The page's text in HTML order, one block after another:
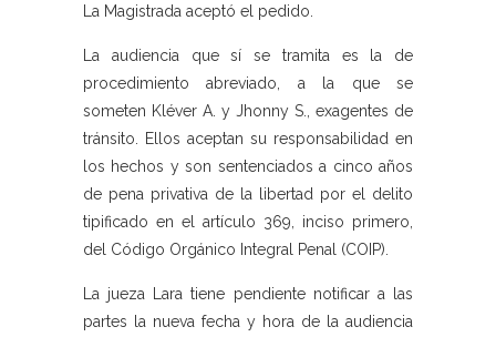
La Magistrada aceptó el pedido.
La audiencia que sí se tramita es la de
procedimiento abreviado, a la que se
someten Kléver A. y Jhonny S., exagentes de
tránsito. Ellos aceptan su responsabilidad en
los hechos y son sentenciados a cinco años
de pena privativa de la libertad por el delito
tipificado en el artículo 369, inciso primero,
del Código Orgánico Integral Penal (COIP).
La jueza Lara tiene pendiente notificar a las
partes la nueva fecha y hora de la audiencia